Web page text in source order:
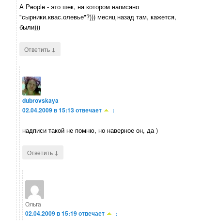
А People - это шек, на котором написано
"сырники.квас.олевье"?))) месяц назад там, кажется,
были)))
Ответить ↓
dubrovskaya
02.04.2009 в 15:13отвечает :
надписи такой не помню, но наверное он, да )
Ответить ↓
Ольга
02.04.2009 в 15:19отвечает :